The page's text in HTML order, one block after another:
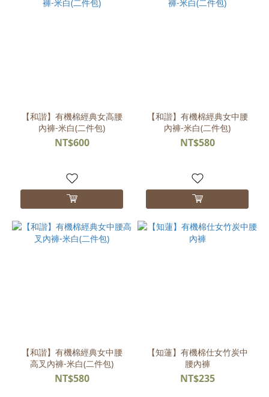
【和諧】有機棉經典女高腰
內褲-米白(二件包)
NT$600
【和諧】有機棉經典女中腰
內褲-米白(二件包)
NT$580
【和諧】有機棉經典女中腰
高叉內褲-米白(二件包)
NT$580
【知蓮】有機棉仕女竹炭中
腰內褲
NT$235